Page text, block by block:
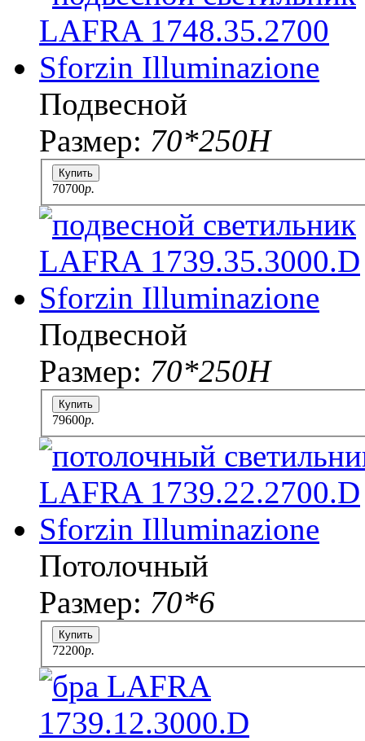
Подвесной
Размер: 70*250H
Купить
70700p.
Подвесной
Размер: 70*250H
Купить
79600p.
Потолочный
Размер: 70*6
Купить
72200p.